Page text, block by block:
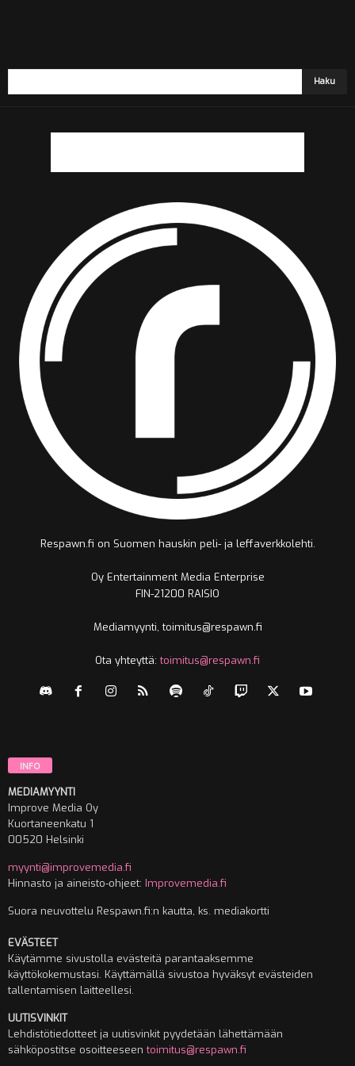
Respawn.fi on Suomen hauskin peli- ja leffaverkkolehti.
Oy Entertainment Media Enterprise
FIN-21200 RAISIO
Mediamyynti, toimitus@respawn.fi
Ota yhteyttä:toimitus@respawn.fi
INFO
MEDIAMYYNTI
Improve Media Oy
Kuortaneenkatu 1
00520 Helsinki
myynti@improvemedia.fi
Hinnasto ja aineisto-ohjeet: Improvemedia.fi
Suora neuvottelu Respawn.fi:n kautta, ks. mediakortti
EVÄSTEET
Käytämme sivustolla evästeitä parantaaksemme
käyttökokemustasi. Käyttämällä sivustoa hyväksyt evästeiden
tallentamisen laitteellesi.
UUTISVINKIT
Lehdistötiedotteet ja uutisvinkit pyydetään lähettämään
sähköpostitse osoitteeseentoimitus@respawn.fi